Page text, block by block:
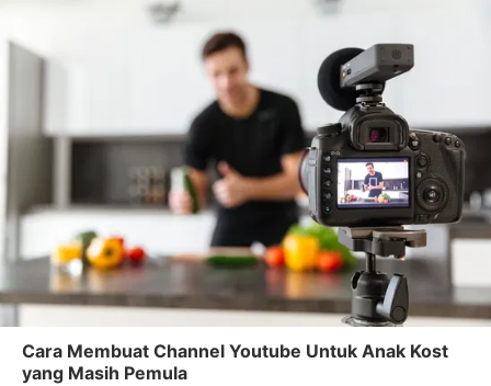
Cara Membuat Channel Youtube Untuk Anak Kost
yang Masih Pemula